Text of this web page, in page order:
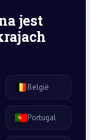
jest
🇧🇪België
🇵🇹Portugal